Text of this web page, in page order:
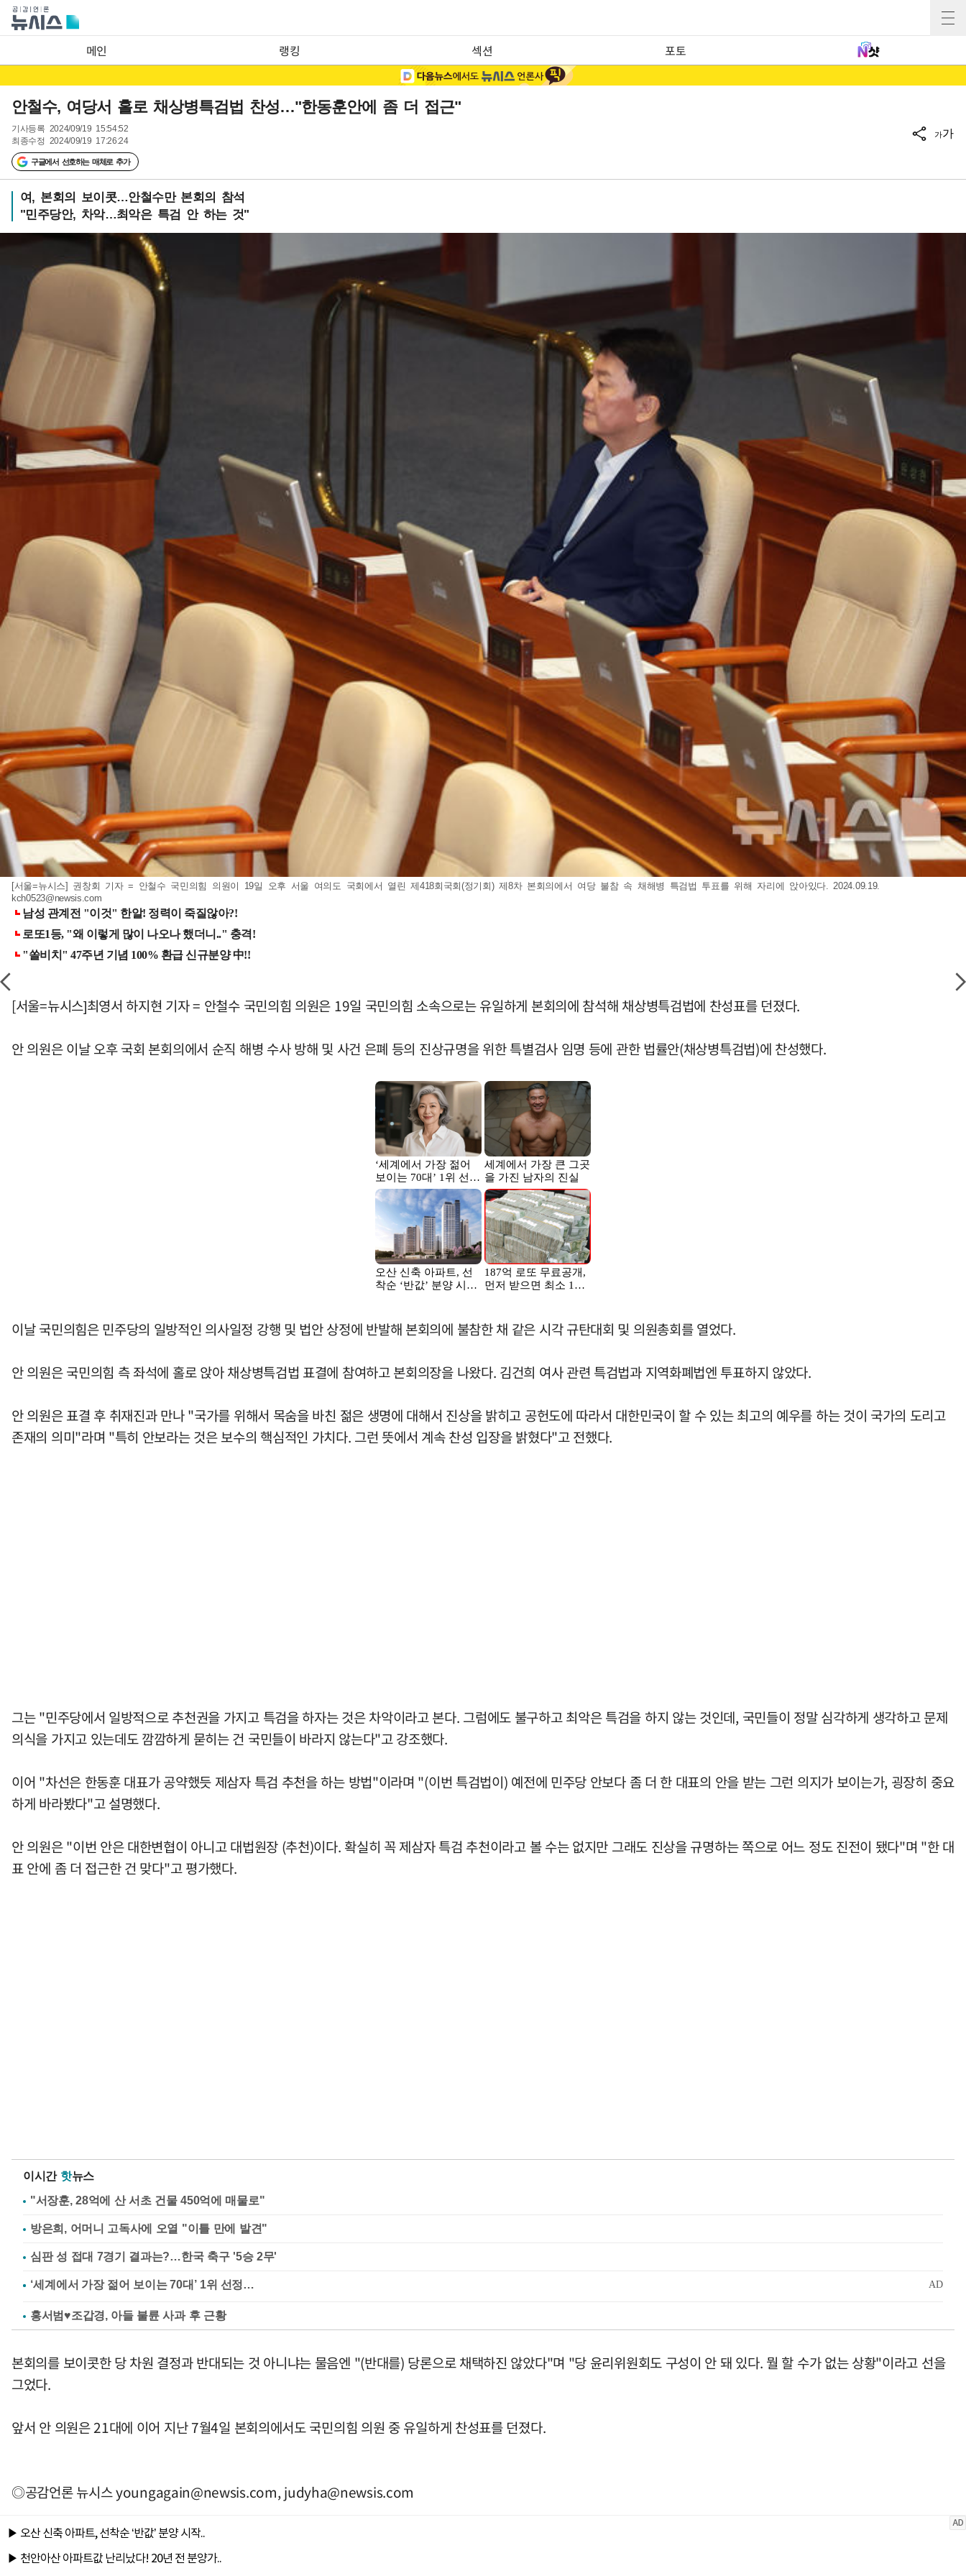
메인 랭킹 섹션 포토
안철수, 여당서 홀로 채상병특검법 찬성…"한동훈안에 좀 더 접근"
기사등록 2024/09/19 15:54:52
최종수정 2024/09/19 17:26:24
구글에서 선호하는 매체로 추가
가가
여, 본회의 보이콧…안철수만 본회의 참석
"민주당안, 차악…최악은 특검 안 하는 것"
[서울=뉴시스] 권창회 기자 = 안철수 국민의힘 의원이 19일 오후 서울 여의도 국회에서 열린 제418회국회(정기회) 제8차 본회의에서 여당 불참 속 채해병 특검법 투표를 위해 자리에 앉아있다. 2024.09.19.
kch0523@newsis.com
[서울=뉴시스]최영서 하지현 기자 = 안철수 국민의힘 의원은 19일 국민의힘 소속으로는 유일하게 본회의에 참석해 채상병특검법에 찬성표를 던졌다.
안 의원은 이날 오후 국회 본회의에서 순직 해병 수사 방해 및 사건 은폐 등의 진상규명을 위한 특별검사 임명 등에 관한 법률안(채상병특검법)에 찬성했다.
이날 국민의힘은 민주당의 일방적인 의사일정 강행 및 법안 상정에 반발해 본회의에 불참한 채 같은 시각 규탄대회 및 의원총회를 열었다.
안 의원은 국민의힘 측 좌석에 홀로 앉아 채상병특검법 표결에 참여하고 본회의장을 나왔다. 김건희 여사 관련 특검법과 지역화폐법엔 투표하지 않았다.
안 의원은 표결 후 취재진과 만나 "국가를 위해서 목숨을 바친 젊은 생명에 대해서 진상을 밝히고 공헌도에 따라서 대한민국이 할 수 있는 최고의 예우를 하는 것이 국가의 도리고
존재의 의미"라며 "특히 안보라는 것은 보수의 핵심적인 가치다. 그런 뜻에서 계속 찬성 입장을 밝혔다"고 전했다.
그는 "민주당에서 일방적으로 추천권을 가지고 특검을 하자는 것은 차악이라고 본다. 그럼에도 불구하고 최악은 특검을 하지 않는 것인데, 국민들이 정말 심각하게 생각하고 문제
의식을 가지고 있는데도 깜깜하게 묻히는 건 국민들이 바라지 않는다"고 강조했다.
이어 "차선은 한동훈 대표가 공약했듯 제삼자 특검 추천을 하는 방법"이라며 "(이번 특검법이) 예전에 민주당 안보다 좀 더 한 대표의 안을 받는 그런 의지가 보이는가, 굉장히 중요
하게 바라봤다"고 설명했다.
안 의원은 "이번 안은 대한변협이 아니고 대법원장 (추천)이다. 확실히 꼭 제삼자 특검 추천이라고 볼 수는 없지만 그래도 진상을 규명하는 쪽으로 어느 정도 진전이 됐다"며 "한 대
표 안에 좀 더 접근한 건 맞다"고 평가했다.
이시간 핫뉴스
"서장훈, 28억에 산 서초 건물 450억에 매물로"
방은희, 어머니 고독사에 오열 "이틀 만에 발견"
심판 성 접대 7경기 결과는?…한국 축구 '5승 2무'
홍서범♥조갑경, 아들 불륜 사과 후 근황
본회의를 보이콧한 당 차원 결정과 반대되는 것 아니냐는 물음엔 "(반대를) 당론으로 채택하진 않았다"며 "당 윤리위원회도 구성이 안 돼 있다. 뭘 할 수가 없는 상황"이라고 선을
그었다.
앞서 안 의원은 21대에 이어 지난 7월4일 본회의에서도 국민의힘 의원 중 유일하게 찬성표를 던졌다.
◎공감언론 뉴시스youngagain@newsis.com,judyha@newsis.com